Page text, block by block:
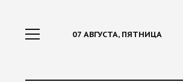
07 АВГУСТА, ПЯТНИЦА